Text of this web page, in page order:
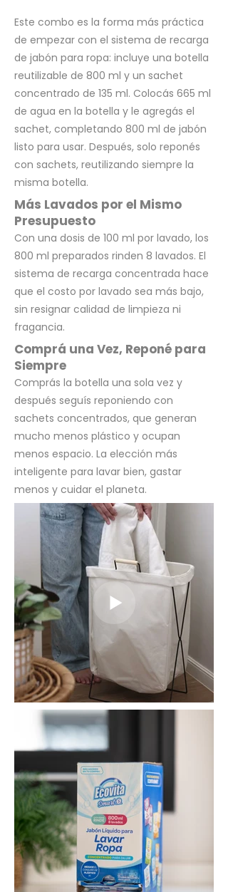
Este combo es la forma más práctica
de empezar con el sistema de recarga
de jabón para ropa: incluye una botella
reutilizable de 800 ml y un sachet
concentrado de 135 ml. Colocás 665 ml
de agua en la botella y le agregás el
sachet, completando 800 ml de jabón
listo para usar. Después, solo reponés
con sachets, reutilizando siempre la
misma botella.
Más Lavados por el Mismo
Presupuesto
Con una dosis de 100 ml por lavado, los
800 ml preparados rinden 8 lavados. El
sistema de recarga concentrada hace
que el costo por lavado sea más bajo,
sin resignar calidad de limpieza ni
fragancia.
Comprá una Vez, Reponé para
Siempre
Comprás la botella una sola vez y
después seguís reponiendo con
sachets concentrados, que generan
mucho menos plástico y ocupan
menos espacio. La elección más
inteligente para lavar bien, gastar
menos y cuidar el planeta.